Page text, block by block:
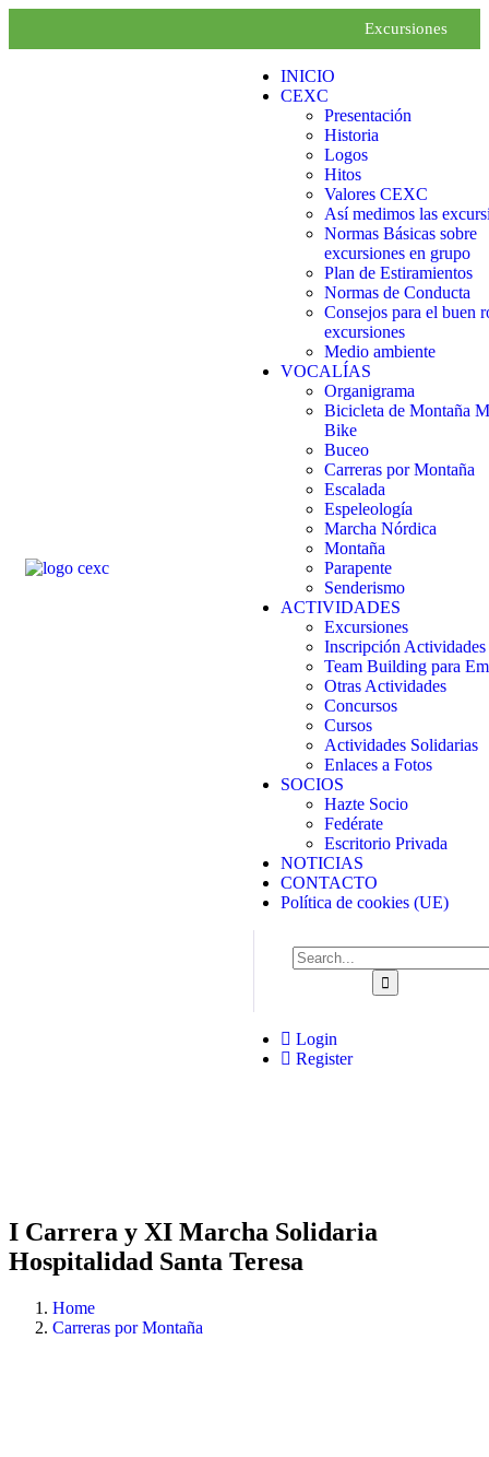
Excursiones
INICIO
CEXC
Presentación
Historia
Logos
Hitos
Valores CEXC
Así medimos las
Normas Básicas sobre
excursiones en grupo
Plan de Estiramientos
Normas de Conducta
Consejos para el buen
excursiones
Medio ambiente
VOCALÍAS
Organigrama
Bicicleta de Montaña
Bike
Buceo
Carreras por Montaña
Escalada
Espeleología
Marcha Nórdica
Montaña
Parapente
Senderismo
ACTIVIDADES
Excursiones
Inscripción Actividades
Team Building para
Otras Actividades
Concursos
Cursos
Actividades Solidarias
Enlaces a Fotos
SOCIOS
Hazte Socio
Fedérate
Escritorio Privada
NOTICIAS
CONTACTO
Política de cookies (UE)
Login
Register
I Carrera y XI Marcha Solidaria
Hospitalidad Santa Teresa
Home
Carreras por Montaña